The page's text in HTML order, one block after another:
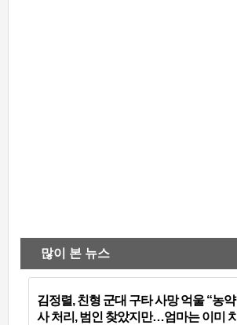
많이 본 뉴스
김정렬, 친형 군대 구타 사망 억울 “농약
사 처리, 범인 찾았지만…엄마는 이미 치